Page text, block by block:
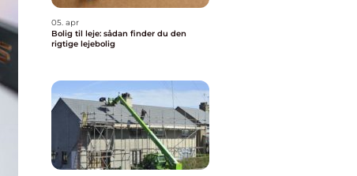
05. apr
Bolig til leje: sådan finder du den
rigtige lejebolig